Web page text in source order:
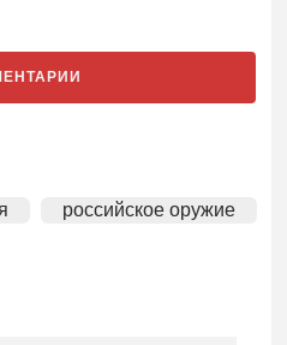
российское оружие